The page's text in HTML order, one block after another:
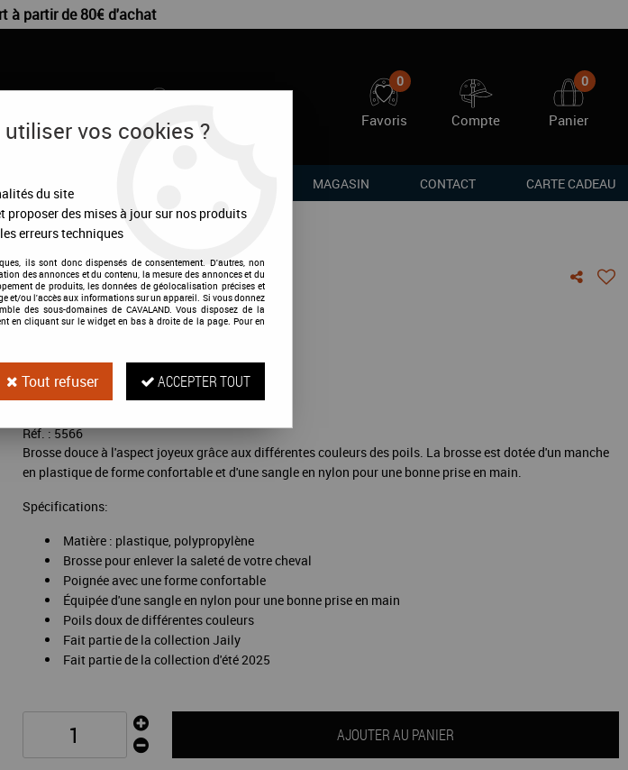
à partir de 80€ d'achat
0
Favoris Compte
0
Panier
MAGASIN CONTACT CARTE CADEAU
Brosse douce Jaily
7,95€TTC
Réf. :5566
Brosse douce à l'aspect joyeux grâce aux différentes couleurs des poils. La brosse est dotée d'un manche
en plastique de forme confortable et d'une sangle en nylon pour une bonne prise en main.
Spécifications:
Matière : plastique, polypropylène
Brosse pour enlever la saleté de votre cheval
Poignée avec une forme confortable
Équipée d'une sangle en nylon pour une bonne prise en main
Poils doux de différentes couleurs
Fait partie de la collection Jaily
Fait partie de la collection d'été 2025
AJOUTER AU PANIER
vos cookies ?
du site
proposer des mises à jour sur nos produits
erreurs techniques
ils sont donc dispensés de consentement. D'autres, non
des annonces et du contenu, la mesure des annonces et du
de produits, les données de géolocalisation précises et
et/ou l'accès aux informations sur un appareil. Si vous donnez
des sous-domaines de CAVALAND. Vous disposez de la
en cliquant sur le widget en bas à droite de la page. Pour en
Tout refuser ACCEPTER TOUT